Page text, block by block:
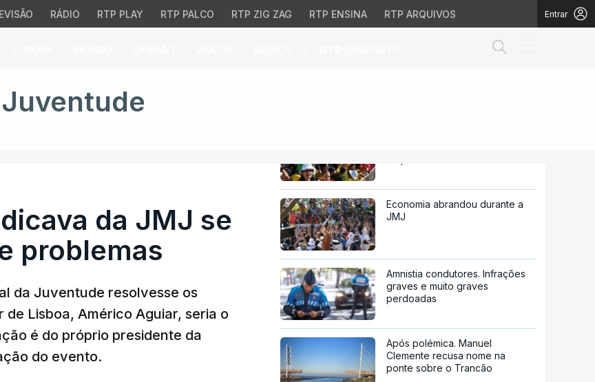
RÁDIO RTP PLAY RTP PALCO RTP ZIG ZAG RTP ENSINA RTP ARQUIVOS Entrar
da JMJ se dinheiro resolvesse
da JMJ se
problemas
da Juventude resolvesse os
Lisboa, Américo Aguiar, seria o
é do próprio presidente da
do evento.
Economia abrandou durante a
JMJ
Amnistia condutores. Infrações
graves e muito graves
perdoadas
Após polémica. Manuel
Clemente recusa nome na
ponte sobre o Trancão